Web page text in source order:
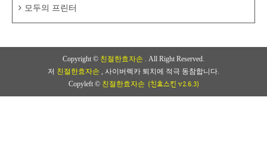
모두의 프린터
Copyright © 친절한효자손 . All Right Reserved.
저 친절한효자손 , 사이버렉카 퇴치에 적극 동참합니다.
Copyleft © 친절한효자손 (친효스킨 v2.6.3)